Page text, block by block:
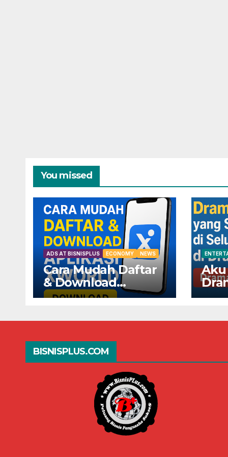
You missed
ADS AT BISNISPLUS ECONOMY NEWS
Cara Mudah Daftar
& Download
Aplikasi XWorld —
Keuntungannya
BISNISPLUS.COM